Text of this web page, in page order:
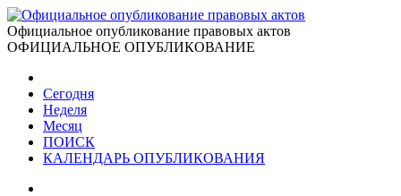
Официальное опубликование правовых актов
ОФИЦИАЛЬНОЕ ОПУБЛИКОВАНИЕ
Сегодня
Неделя
Месяц
ПОИСК
КАЛЕНДАРЬ ОПУБЛИКОВАНИЯ